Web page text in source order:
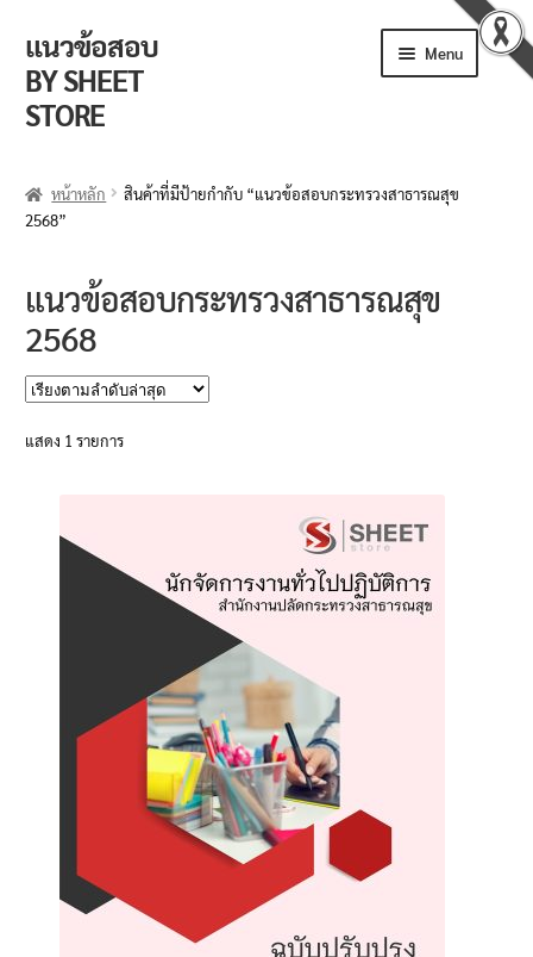
Skip
to
navigation
Skip
to
content
แนวข้อสอบ
BY SHEET
STORE
Menu
ตะกร้าสินค้า
วิธีการสั่งซื้อ
แจ้งชำระเงิน
รีวิวจากลูกค้า
นโยบายคืนสินค้าและการจัดส่ง​
หน้าหลัก
สินค้าที่มีป้ายกำกับ “แนวข้อสอบกระทรวงสาธารณสุข
2568”
แนวข้อสอบกระทรวงสาธารณสุข
2568
แสดง 1 รายการ